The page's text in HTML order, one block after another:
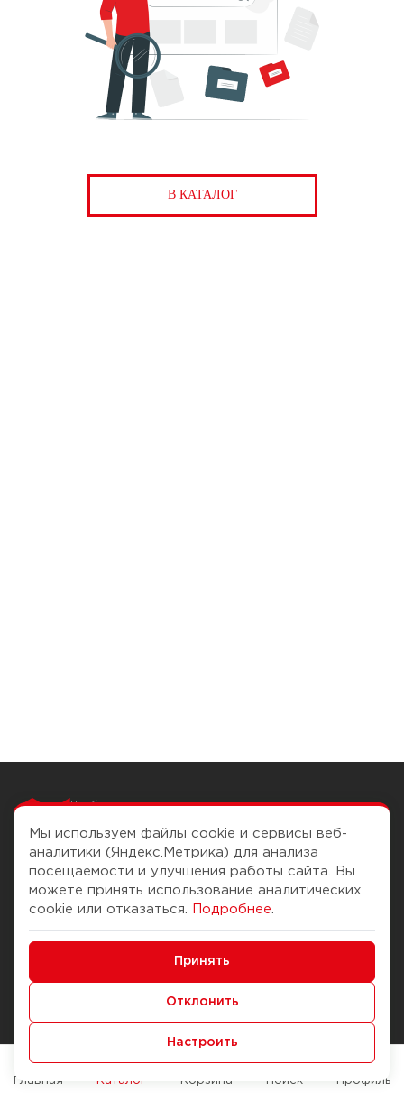
В КАТАЛОГ
Чтобы вам легко
О компании
История Компании
Журнал
Наши марки
Брендирование
Помощь
Доставка и оплата
Способы оплаты
Служба контроля качества
Мы используем файлы cookie и сервисы веб-
аналитики (Яндекс.Метрика) для анализа
посещаемости и улучшения работы сайта. Вы
можете принять использование аналитических
cookie или отказаться.
Подробнее
Принять
Отклонить
Настроить
Главная Каталог Корзина Поиск Профиль